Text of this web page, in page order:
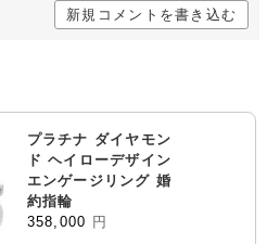
新規コメントを書き込む
プラチナ ダイヤモン
ド ヘイローデザイン
エンゲージリング 婚
約指輪
358,000 円